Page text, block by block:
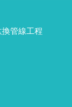
管線工程